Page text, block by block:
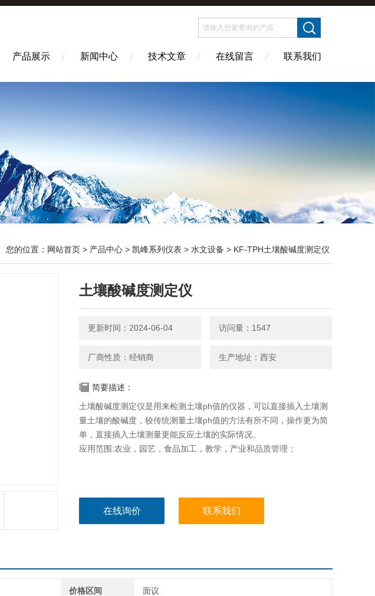
产品展示 新闻中心 技术文章 在线留言 联系我们
您的位置： 网站首页 > 产品中心 > 凯峰系列仪表 > 水文设备 > KF-TPH土壤酸碱度测定仪
土壤酸碱度测定仪
更新时间：2024-06-04 访问量：1547
厂商性质：经销商 生产地址：西安
简要描述：
土壤酸碱度测定仪是用来检测土壤ph值的仪器，可以直接插入土壤测
量土壤的酸碱度，较传统测量土壤ph值的方法有所不同，操作更为简
单，直接插入土壤测量更能反应土壤的实际情况。
应用范围:农业，园艺，食品加工，教学，产业和品质管理；
在线询价 联系我们
价格区间 面议